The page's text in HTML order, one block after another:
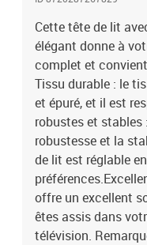
Cette tête de lit
élégant donne à
complet et
Tissu durable : le
et épuré, et il est
robustes et stables
robustesse et la
de lit est réglable
offre un excellent
êtes assis dans
télévision.